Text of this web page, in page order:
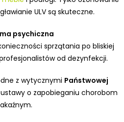
ULV są skuteczne.
psychiczna
sprzątania po bliskiej
od dezynfekcji.
z wytycznymi Państwowej
o zapobieganiu chorobom